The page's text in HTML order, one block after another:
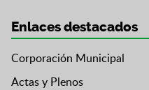
Enlaces destacados
Corporación Municipal
Actas y Plenos